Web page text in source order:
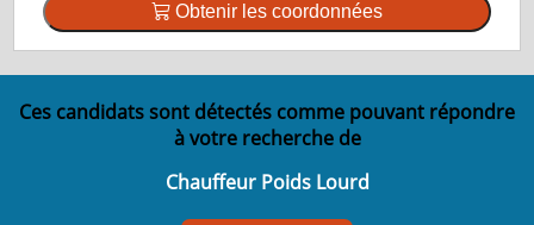
Obtenir les coordonnées
Ces candidats sont détectés comme pouvant répondre
à votre recherche de
Chauffeur Poids Lourd